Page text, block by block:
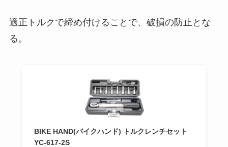
適正トルクで締め付けることで、破損の防止とな
る。
BIKE HAND(バイクハンド) トルクレンチセット
YC-617-2S